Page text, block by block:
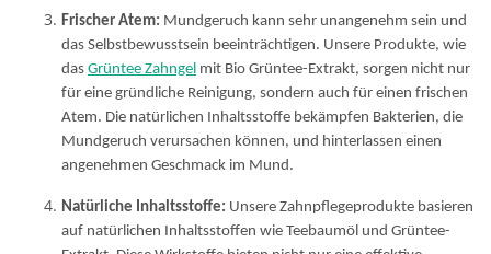
Frischer Atem: Mundgeruch kann sehr unangenehm sein und
das Selbstbewusstsein beeinträchtigen. Unsere Produkte, wie
das Grüntee Zahngel mit Bio Grüntee-Extrakt, sorgen nicht nur
für eine gründliche Reinigung, sondern auch für einen frischen
Atem. Die natürlichen Inhaltsstoffe bekämpfen Bakterien, die
Mundgeruch verursachen können, und hinterlassen einen
angenehmen Geschmack im Mund.
Natürliche Inhaltsstoffe: Unsere Zahnpflegeprodukte basieren
auf natürlichen Inhaltsstoffen wie Teebaumöl und Grüntee-